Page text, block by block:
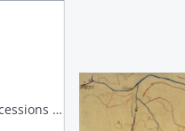
Autorisations de recherches, découvertes et concessions de mines